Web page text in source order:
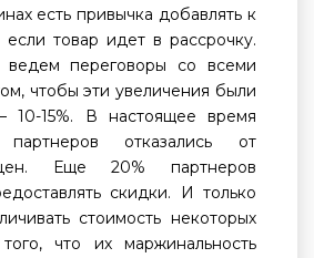
есть привычка добавлять к
если товар идет в рассрочку.
переговоры со всеми
чтобы эти увеличения были
10-15%. В настоящее время
отказались от
Еще 20% партнеров
скидки. И только
стоимость некоторых
что их маржинальность